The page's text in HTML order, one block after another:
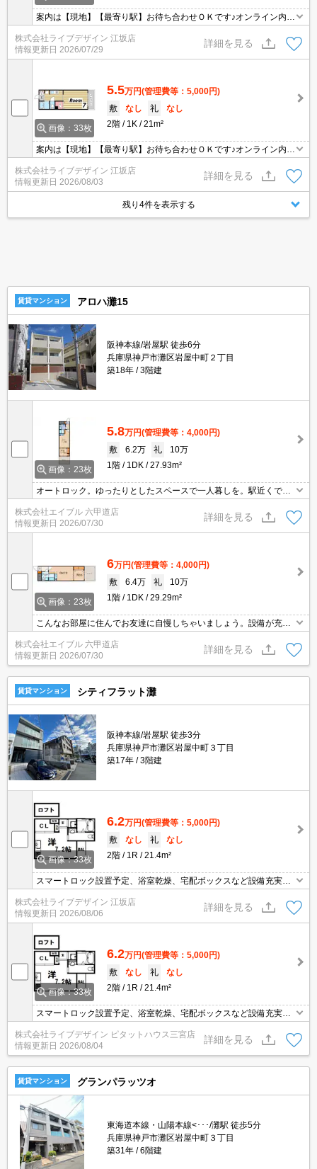
案内は【現地】【最寄り駅】お待ち合わせＯＫです♪オンライン内見
も可能♪
株式会社ライブデザイン 江坂店
情報更新日 2026/07/29
詳細を見る
画像：33枚
5.5万円(管理費等：5,000円)
敷
なし 礼
なし
2階
1K 21m²
案内は【現地】【最寄り駅】お待ち合わせＯＫです♪オンライン内見
も可能♪
株式会社ライブデザイン 江坂店
情報更新日 2026/08/03
詳細を見る
残り4件を表示する
賃貸マンション アロハ灘15
阪神本線/岩屋駅 徒歩6分
兵庫県神戸市灘区岩屋中町２丁目
築18年
3階建
画像：23枚
5.8万円(管理費等：4,000円)
敷
6.2万 礼
10万
1階
1DK 27.93m²
オートロック。ゆったりとしたスペースで一人暮しを。駅近くでラ
クラク便利。インターネット無料。
株式会社エイブル 六甲道店
情報更新日 2026/07/30
詳細を見る
画像：23枚
6万円(管理費等：4,000円)
敷
6.4万 礼
10万
1階
1DK 29.29m²
こんなお部屋に住んでお友達に自慢しちゃいましょう。設備が充実
していますよね。要火災保険。最寄り駅まで徒歩4分！。交通便利
な2WAY。オートロック付き。ちょっと広めのお部屋をお探しのあ
なたへ。
株式会社エイブル 六甲道店
情報更新日 2026/07/30
詳細を見る
賃貸マンション シティフラット灘
阪神本線/岩屋駅 徒歩3分
兵庫県神戸市灘区岩屋中町３丁目
築17年
3階建
画像：33枚
6.2万円(管理費等：5,000円)
敷
なし 礼
なし
2階
1R 21.4m²
スマートロック設置予定、浴室乾燥、宅配ボックスなど設備充実し
てます（^^♪
株式会社ライブデザイン 江坂店
情報更新日 2026/08/06
詳細を見る
画像：33枚
6.2万円(管理費等：5,000円)
敷
なし 礼
なし
2階
1R 21.4m²
スマートロック設置予定、浴室乾燥、宅配ボックスなど設備充実し
てます（^^♪
株式会社ライブデザイン ピタットハウス三宮店
情報更新日 2026/08/04
詳細を見る
賃貸マンション グランパラッツオ
東海道本線・山陽本線<･･･/灘駅 徒歩5分
兵庫県神戸市灘区岩屋中町３丁目
築31年
6階建